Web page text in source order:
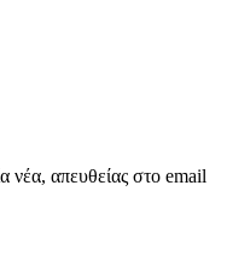
νέα, απευθείας στο email